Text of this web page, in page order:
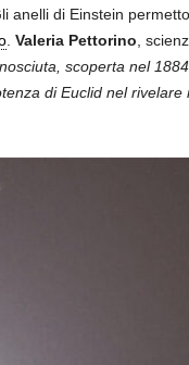
anelli di Einstein
. Valeria Pettorino ,
scoperta nel
di Euclid nel rivelare